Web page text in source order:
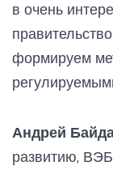
в очень
формируем
Андрей
развитию,